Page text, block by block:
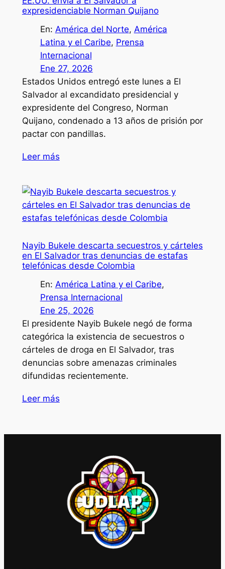
expresidenciable Norman Quijano
En: América del Norte, América
Latina y el Caribe, Prensa
Internacional
Ene 27, 2026
Estados Unidos entregó este lunes a El
Salvador al excandidato presidencial y
expresidente del Congreso, Norman
Quijano, condenado a 13 años de prisión por
pactar con pandillas.
Leer más
Nayib Bukele descarta secuestros y cárteles
en El Salvador tras denuncias de estafas
telefónicas desde Colombia
En: América Latina y el Caribe
Prensa Internacional
Ene 25, 2026
El presidente Nayib Bukele negó de forma
categórica la existencia de secuestros o
cárteles de droga en El Salvador, tras
denuncias sobre amenazas criminales
difundidas recientemente.
Leer más